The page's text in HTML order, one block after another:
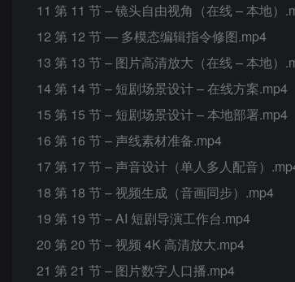
11 第 11 节 – 镜头自由视角（在线 – 本地）
12 第 12 节 — 多模态编辑指令修图.mp4
13 第 13 节 – 图片高清放大（在线 – 本地）
14 第 14 节 – 短剧场景设计 – 在线方案.mp4
15 第 15 节 – 短剧场景设计 – 本地部署.mp4
16 第 16 节 – 声线素材准备.mp4
17 第 17 节 – 声音设计（单人多人配音）
18 第 18 节 – 视频生成（音画同步）.mp4
19 第 19 节 – AI 短剧导演工作台.mp4
20 第 20 节 – 视频 4K 高清放大.mp4
21 第 21 节 – 图片数字人口播.mp4